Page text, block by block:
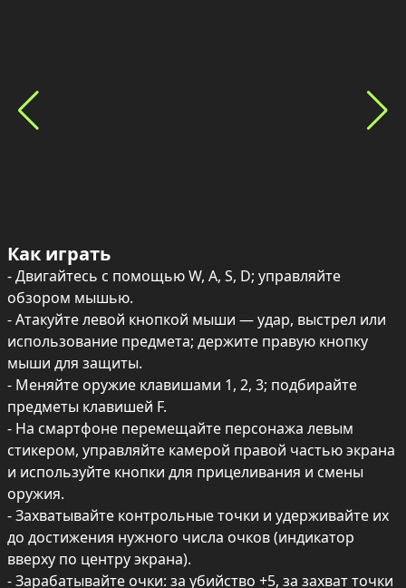
Как играть
- Двигайтесь с помощью W, A, S, D; управляйте
обзором мышью.
- Атакуйте левой кнопкой мыши — удар, выстрел или
использование предмета; держите правую кнопку
мыши для защиты.
- Меняйте оружие клавишами 1, 2, 3; подбирайте
предметы клавишей F.
- На смартфоне перемещайте персонажа левым
стикером, управляйте камерой правой частью экрана
и используйте кнопки для прицеливания и смены
оружия.
- Захватывайте контрольные точки и удерживайте их
до достижения нужного числа очков (индикатор
вверху по центру экрана).
- Зарабатывайте очки: за убийство +5, за захват точки